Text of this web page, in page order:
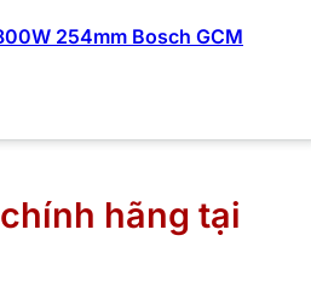
254mm Bosch GCM
hãng tại